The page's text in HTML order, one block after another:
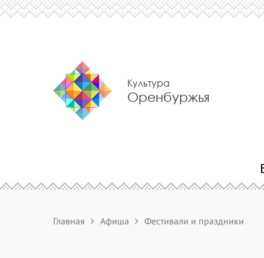
Культура
Оренбуржья
Главная Афиша Фестивали и праздники